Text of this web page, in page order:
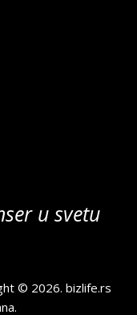
u svetu
© 2026.bizlife.rs